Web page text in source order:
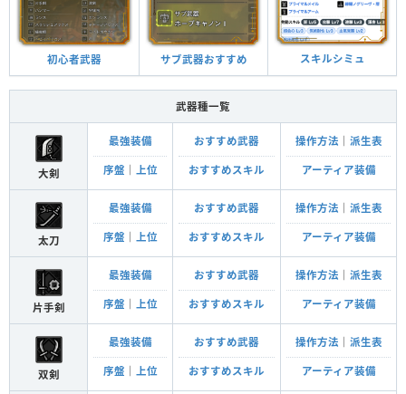
初心者武器 サブ武器おすすめ スキルシミュ
武器種一覧
大剣
最強装備
序盤 上位
おすすめ武器
おすすめスキル
操作方法 派生表
アーティア装備
太刀
最強装備
序盤 上位
おすすめ武器
おすすめスキル
操作方法 派生表
アーティア装備
片手剣
最強装備
序盤 上位
おすすめ武器
おすすめスキル
操作方法 派生表
アーティア装備
双剣
最強装備
序盤 上位
おすすめ武器
おすすめスキル
操作方法 派生表
アーティア装備